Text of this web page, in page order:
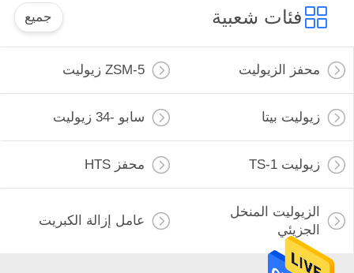
فئات شعبية جميع
محفز الزيوليت ZSM-5 زيوليت
زيوليت بيتا سابو -34 زيوليت
زيوليت TS-1 محفز HTS
الزيوليت المنخل
الجزيئي
عامل إزالة الكبريت